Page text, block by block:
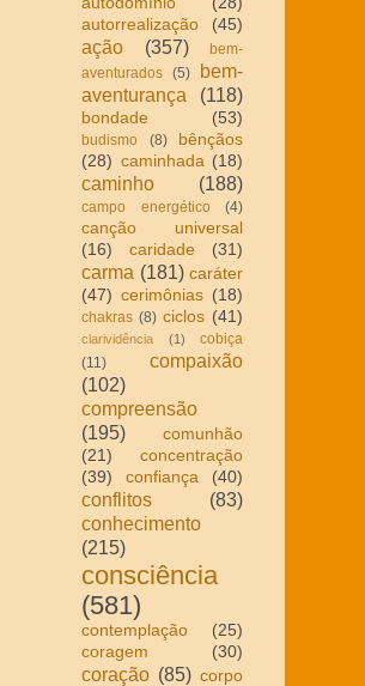
autorrealização
(45)
ação (357)
bem-
aventurados (5)
bem-
aventurança
(118)
bondade (53)
budismo (8)
bênçãos
(28) caminhada (18)
caminho (188)
campo energético (4)
canção universal
(16)
caridade (31)
carma (181) caráter
(47) cerimônias (18)
chakras (8) ciclos (41)
clarividência (1)
cobiça
(11)
compaixão
(102)
compreensão
(195)
comunhão
(21)
concentração
(39)
confiança (40)
conflitos
(83)
conhecimento
(215)
consciência
(581)
contemplação
(25)
coragem
(30)
coração (85) corpo